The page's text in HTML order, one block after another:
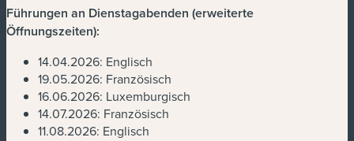
Führungen an Dienstagabenden (erweiterte
Öffnungszeiten):
14.04.2026: Englisch
19.05.2026: Französisch
16.06.2026: Luxemburgisch
14.07.2026: Französisch
11.08.2026: Englisch